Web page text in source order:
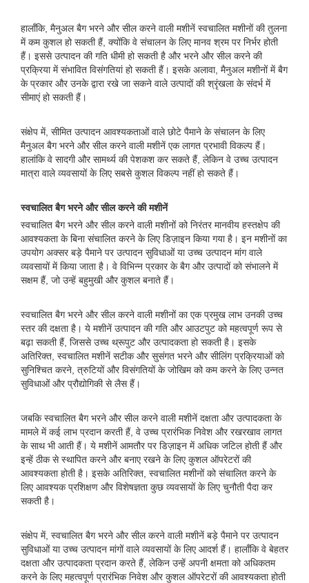
हालाँकि, मैनुअल बैग भरने और सील करने वाली मशीनें स्वचालित मशीनों की तुलना
में कम कुशल हो सकती हैं, क्योंकि वे संचालन के लिए मानव श्रम पर निर्भर होती
हैं। इससे उत्पादन की गति धीमी हो सकती है और भरने और सील करने की
प्रक्रिया में संभावित विसंगतियां हो सकती हैं। इसके अलावा, मैनुअल मशीनों में बैग
के प्रकार और उनके द्वारा रखे जा सकने वाले उत्पादों की श्रृंखला के संदर्भ में
सीमाएं हो सकती हैं।
संक्षेप में, सीमित उत्पादन आवश्यकताओं वाले छोटे पैमाने के संचालन के लिए
मैनुअल बैग भरने और सील करने वाली मशीनें एक लागत प्रभावी विकल्प हैं।
हालांकि वे सादगी और सामर्थ्य की पेशकश कर सकते हैं, लेकिन वे उच्च उत्पादन
मात्रा वाले व्यवसायों के लिए सबसे कुशल विकल्प नहीं हो सकते हैं।
स्वचालित बैग भरने और सील करने की मशीनें
स्वचालित बैग भरने और सील करने वाली मशीनों को निरंतर मानवीय हस्तक्षेप की
आवश्यकता के बिना संचालित करने के लिए डिज़ाइन किया गया है। इन मशीनों का
उपयोग अक्सर बड़े पैमाने पर उत्पादन सुविधाओं या उच्च उत्पादन मांग वाले
व्यवसायों में किया जाता है। वे विभिन्न प्रकार के बैग और उत्पादों को संभालने में
सक्षम हैं, जो उन्हें बहुमुखी और कुशल बनाते हैं।
स्वचालित बैग भरने और सील करने वाली मशीनों का एक प्रमुख लाभ उनकी उच्च
स्तर की दक्षता है। ये मशीनें उत्पादन की गति और आउटपुट को महत्वपूर्ण रूप से
बढ़ा सकती हैं, जिससे उच्च थ्रूपुट और उत्पादकता हो सकती है। इसके
अतिरिक्त, स्वचालित मशीनें सटीक और सुसंगत भरने और सीलिंग प्रक्रियाओं को
सुनिश्चित करने, त्रुटियों और विसंगतियों के जोखिम को कम करने के लिए उन्नत
सुविधाओं और प्रौद्योगिकी से लैस हैं।
जबकि स्वचालित बैग भरने और सील करने वाली मशीनें दक्षता और उत्पादकता के
मामले में कई लाभ प्रदान करती हैं, वे उच्च प्रारंभिक निवेश और रखरखाव लागत
के साथ भी आती हैं। ये मशीनें आमतौर पर डिज़ाइन में अधिक जटिल होती हैं और
इन्हें ठीक से स्थापित करने और बनाए रखने के लिए कुशल ऑपरेटरों की
आवश्यकता होती है। इसके अतिरिक्त, स्वचालित मशीनों को संचालित करने के
लिए आवश्यक प्रशिक्षण और विशेषज्ञता कुछ व्यवसायों के लिए चुनौती पैदा कर
सकती है।
संक्षेप में, स्वचालित बैग भरने और सील करने वाली मशीनें बड़े पैमाने पर उत्पादन
सुविधाओं या उच्च उत्पादन मांगों वाले व्यवसायों के लिए आदर्श हैं। हालाँकि वे बेहतर
दक्षता और उत्पादकता प्रदान करते हैं, लेकिन उन्हें अपनी क्षमता को अधिकतम
करने के लिए महत्वपूर्ण प्रारंभिक निवेश और कुशल ऑपरेटरों की आवश्यकता होती